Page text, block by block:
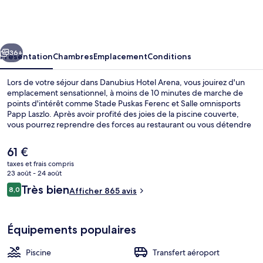
Suivant
36+
PrésentationChambresEmplacementConditions
Lors de votre séjour dans Danubius Hotel Arena, vous jouirez d'un
emplacement sensationnel, à moins de 10 minutes de marche de
points d'intérêt comme Stade Puskas Ferenc et Salle omnisports
Papp Laszlo. Après avoir profité des joies de la piscine couverte,
vous pourrez reprendre des forces au restaurant ou vous détendre
sauna. Les autres voyageurs adorent le personnel attentionné. Les
transports publics se situent à une courte distance à pied : Station
de métro Puskás Ferenc Stadium est à 4 min et Station de tram
Egressy út / Hungária körút, à 11 min.
Le
prix
actuel
est
de
61 €
taxes et frais compris
23 août - 24 août
Avis
voyageurs
8,08,0 sur 10
Très bienAfficher 865 avis
Équipements populaires
Piscine
Transfert aéroport